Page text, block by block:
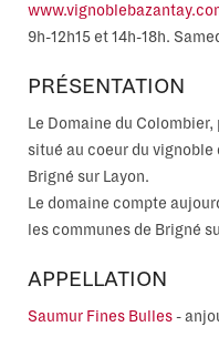
9h-12h15 et 14h-18h.
PRÉSENTATION
Le Domaine du
situé au coeur du vignoble
Brigné sur Layon.
Le domaine compte
les communes de Brigné
APPELLATION
Saumur Fines Bulles -